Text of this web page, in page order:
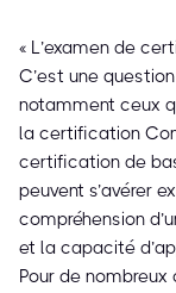
« L’examen de
C’est une
notamment ceux
la certification
certification de
peuvent s’avérer
compréhension
et la capacité
Pour de